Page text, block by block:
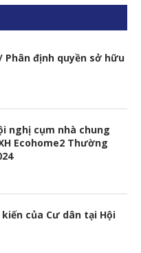
Phân định quyền sở hữu
nghị cụm nhà chung
Ecohome2 Thường
của Cư dân tại Hội